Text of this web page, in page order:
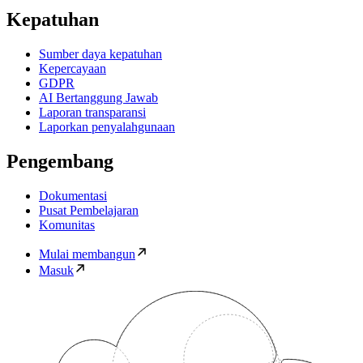
Kepatuhan
Sumber daya kepatuhan
Kepercayaan
GDPR
AI Bertanggung Jawab
Laporan transparansi
Laporkan penyalahgunaan
Pengembang
Dokumentasi
Pusat Pembelajaran
Komunitas
Mulai membangun
Masuk